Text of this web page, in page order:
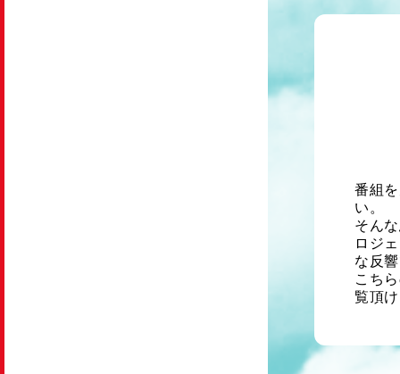
番組
い。
そん
ロジ
な反
こち
覧頂